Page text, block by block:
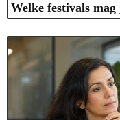
Welke festivals